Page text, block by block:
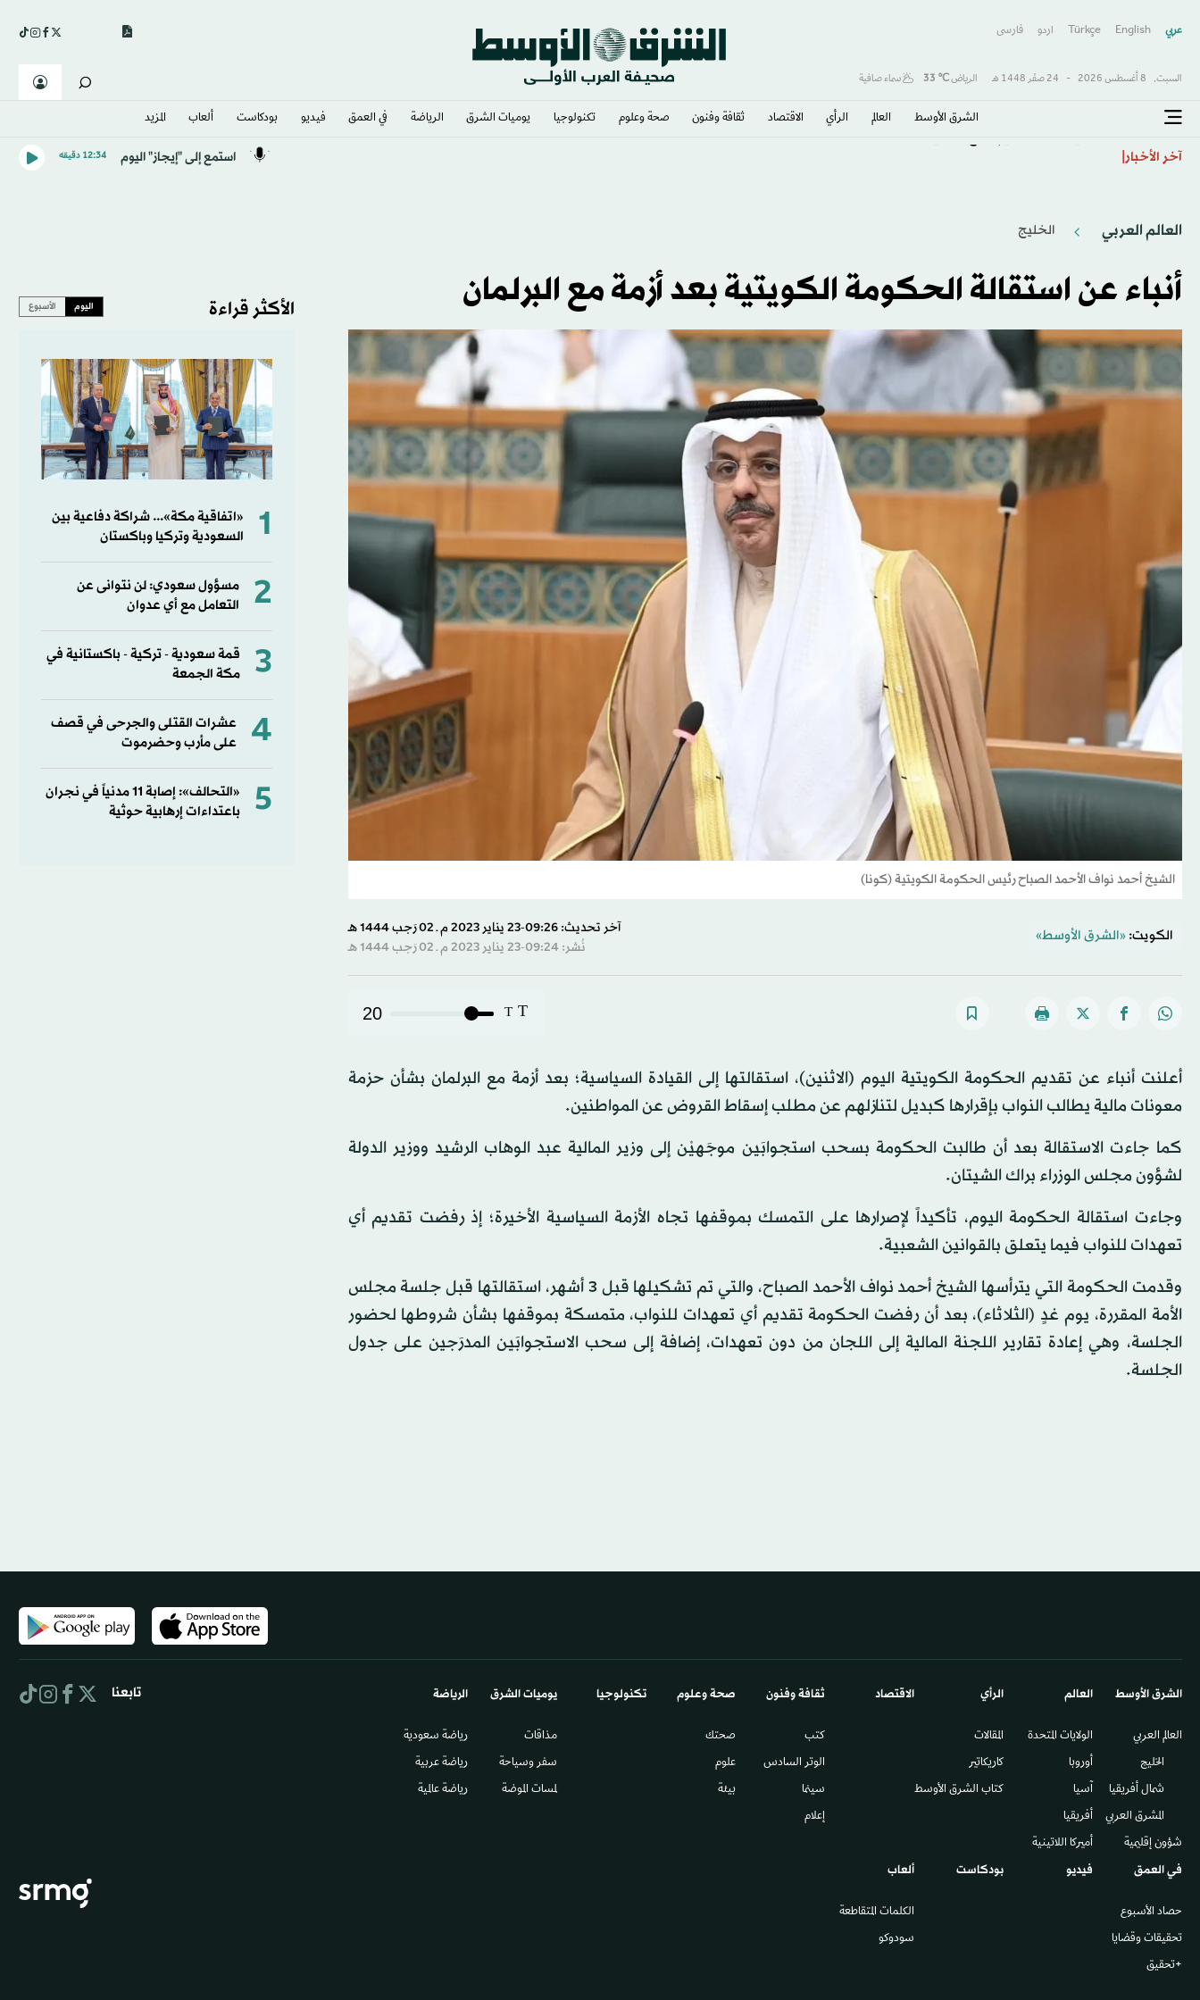
عربي English
Türkçe اردو فارسى
السبت, 8 أغسطس 2026 - 24 صفَر 1448 هـ الرياض℃
33 سماء صافية
الشرق الأوسط​ العالم الرأي الاقتصاد ثقافة وفنون صحة وعلوم تكنولوجيا يوميات الشرق​ الرياضة في العمق فيديو بودكاست ألعاب المزيد
آخر الأخبار استمع إلى "إيجاز" اليوم 12:34 دقيقه
العالم العربي الخليج
أنباء عن استقالة الحكومة الكويتية بعد أزمة مع البرلمان
الشيخ أحمد نواف الأحمد الصباح رئيس الحكومة الكويتية (كونا)
الكويت: «الشرق الأوسط»
آخر تحديث: 09:26-23 يناير 2023 م ـ 02 رَجب 1444 هـ
نُشر: 09:24-23 يناير 2023 م ـ 02 رَجب 1444 هـ
T
T
20
أعلنت أنباء عن تقديم الحكومة الكويتية اليوم (الاثنين)، استقالتها إلى القيادة السياسية؛ بعد أزمة مع البرلمان بشأن حزمة
معونات مالية يطالب النواب بإقرارها كبديل لتنازلهم عن مطلب إسقاط القروض عن المواطنين.
كما جاءت الاستقالة بعد أن طالبت الحكومة بسحب استجوابَين موجَهيْن إلى وزير المالية عبد الوهاب الرشيد ووزير الدولة
لشؤون مجلس الوزراء براك الشيتان.
وجاءت استقالة الحكومة اليوم، تأكيداً لإصرارها على التمسك بموقفها تجاه الأزمة السياسية الأخيرة؛ إذ رفضت تقديم أي
تعهدات للنواب فيما يتعلق بالقوانين الشعبية.
وقدمت الحكومة التي يترأسها الشيخ أحمد نواف الأحمد الصباح، والتي تم تشكيلها قبل 3 أشهر، استقالتها قبل جلسة مجلس
الأمة المقررة، يوم غدٍ (الثلاثاء)، بعد أن رفضت الحكومة تقديم أي تعهدات للنواب، متمسكة بموقفها بشأن شروطها لحضور
الجلسة، وهي إعادة تقارير اللجنة المالية إلى اللجان من دون تعهدات، إضافة إلى سحب الاستجوابَين المدرَجين على جدول
الجلسة.
الأكثر قراءة اليوم الأسبوع
1
«اتفاقية مكة»... شراكة دفاعية بين
السعودية وتركيا وباكستان
2
مسؤول سعودي: لن نتوانى عن
التعامل مع أي عدوان
3
قمة سعودية - تركية - باكستانية في
مكة الجمعة
4
عشرات القتلى والجرحى في قصف
على مأرب وحضرموت
5
«التحالف»: إصابة 11 مدنياً في نجران
باعتداءات إرهابية حوثية
الشرق الأوسط​
العالم العربي
الخليج
شمال أفريقيا
المشرق العربي
شؤون إقليمية
العالم
الولايات المتحدة
أوروبا
آسيا
أفريقيا
أميركا اللاتينية
الرأي
المقالات
كاريكاتير
كتاب الشرق الأوسط
الاقتصاد ثقافة وفنون
كتب
الوتر السادس​
سينما
إعلام
صحة وعلوم
صحتك
علوم
بيئة
تكنولوجيا يوميات الشرق​
مذاقات
سفر وسياحة
لمسات الموضة
الرياضة
رياضة سعودية
رياضة عربية
رياضة عالمية
في العمق
حصاد الأسبوع
تحقيقات وقضايا
+تحقيق
فيديو بودكاست ألعاب
الكلمات المتقاطعة
سودوكو
تابعنا